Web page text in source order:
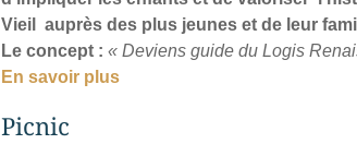
Vieil
auprès des plus jeunes et de leur
Le concept : « Deviens guide du Logis
En savoir plus
Picnic